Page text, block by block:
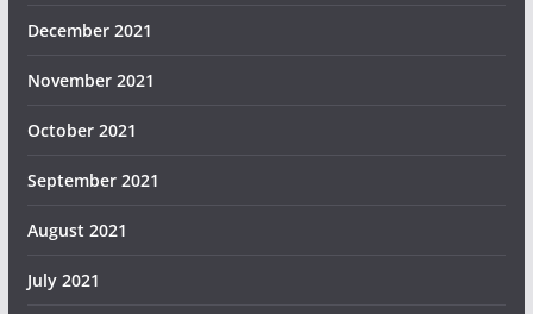
December 2021
November 2021
October 2021
September 2021
August 2021
July 2021